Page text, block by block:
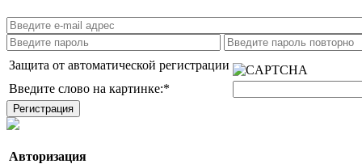
Защита от автоматической регистрации
Введите слово на картинке:*
Авторизация